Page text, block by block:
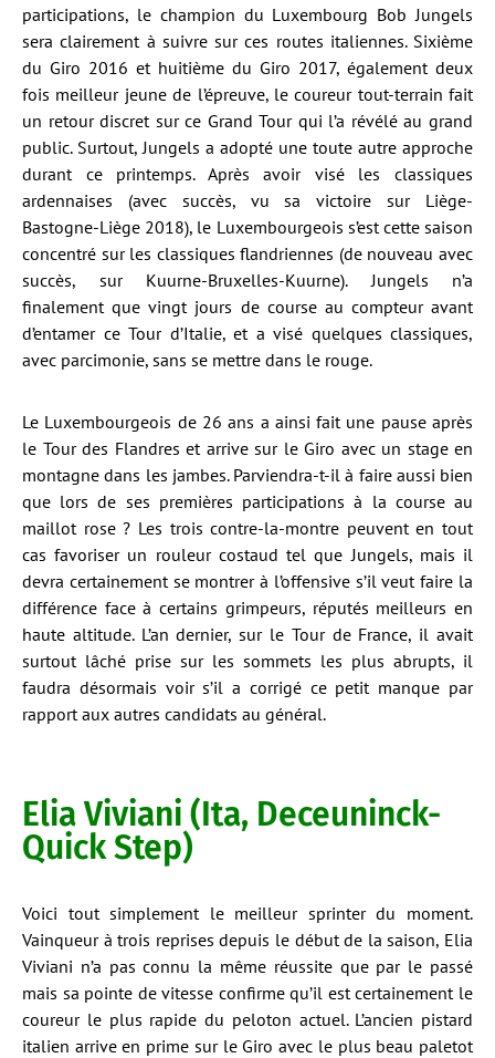
participations, le champion du Luxembourg Bob Jungels
sera clairement à suivre sur ces routes italiennes. Sixième
du Giro 2016 et huitième du Giro 2017, également deux
fois meilleur jeune de l’épreuve, le coureur tout-terrain fait
un retour discret sur ce Grand Tour qui l’a révélé au grand
public. Surtout, Jungels a adopté une toute autre approche
durant ce printemps. Après avoir visé les classiques
ardennaises (avec succès, vu sa victoire sur Liège-
Bastogne-Liège 2018), le Luxembourgeois s’est cette saison
concentré sur les classiques flandriennes (de nouveau avec
succès, sur Kuurne-Bruxelles-Kuurne). Jungels n’a
finalement que vingt jours de course au compteur avant
d’entamer ce Tour d’Italie, et a visé quelques classiques,
avec parcimonie, sans se mettre dans le rouge.
Le Luxembourgeois de 26 ans a ainsi fait une pause après
le Tour des Flandres et arrive sur le Giro avec un stage en
montagne dans les jambes. Parviendra-t-il à faire aussi bien
que lors de ses premières participations à la course au
maillot rose ? Les trois contre-la-montre peuvent en tout
cas favoriser un rouleur costaud tel que Jungels, mais il
devra certainement se montrer à l’offensive s’il veut faire la
différence face à certains grimpeurs, réputés meilleurs en
haute altitude. L’an dernier, sur le Tour de France, il avait
surtout lâché prise sur les sommets les plus abrupts, il
faudra désormais voir s’il a corrigé ce petit manque par
rapport aux autres candidats au général.
Elia Viviani (Ita, Deceuninck-
Quick Step)
Voici tout simplement le meilleur sprinter du moment.
Vainqueur à trois reprises depuis le début de la saison, Elia
Viviani n’a pas connu la même réussite que par le passé
mais sa pointe de vitesse confirme qu’il est certainement le
coureur le plus rapide du peloton actuel. L’ancien pistard
italien arrive en prime sur le Giro avec le plus beau paletot